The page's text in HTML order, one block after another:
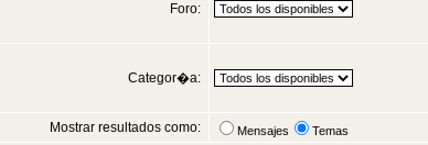
Foro:
Categor�a:
Mostrar resultados como: Mensajes Temas